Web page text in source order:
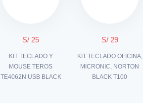
S/ 25
KIT TECLADO Y
MOUSE TEROS
TE4062N USB BLACK
S/ 29
KIT TECLADO OFICINA,
MICRONIC, NORTON
BLACK T100